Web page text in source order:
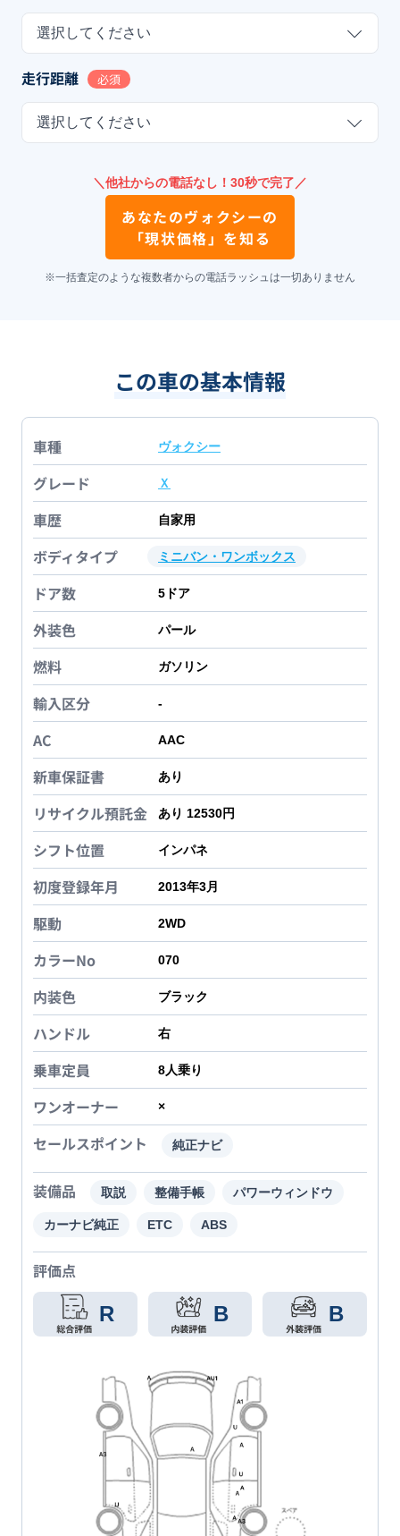
選択してください
走行距離 必須
選択してください
＼他社からの電話なし！30秒で完了／
あなたのヴォクシーの
「現状価格」を知る
※一括査定のような複数者からの電話ラッシュは一切ありません
この車の基本情報
車種 ヴォクシー
グレード Ｘ
車歴 自家用
ボディタイプ ミニバン・ワンボックス
ドア数 5 ドア
外装色 パール
燃料 ガソリン
輸入区分 -
AC AAC
新車保証書 あり
リサイクル預託金 あり 12530円
シフト位置 インパネ
初度登録年月 2013年3月
駆動 2WD
カラーNo 070
内装色 ブラック
ハンドル 右
乗車定員 8人乗り
ワンオーナー ×
セールスポイント 純正ナビ
装備品 取説 整備手帳 パワーウィンドウ
カーナビ純正 ETC ABS
評価点
R B B